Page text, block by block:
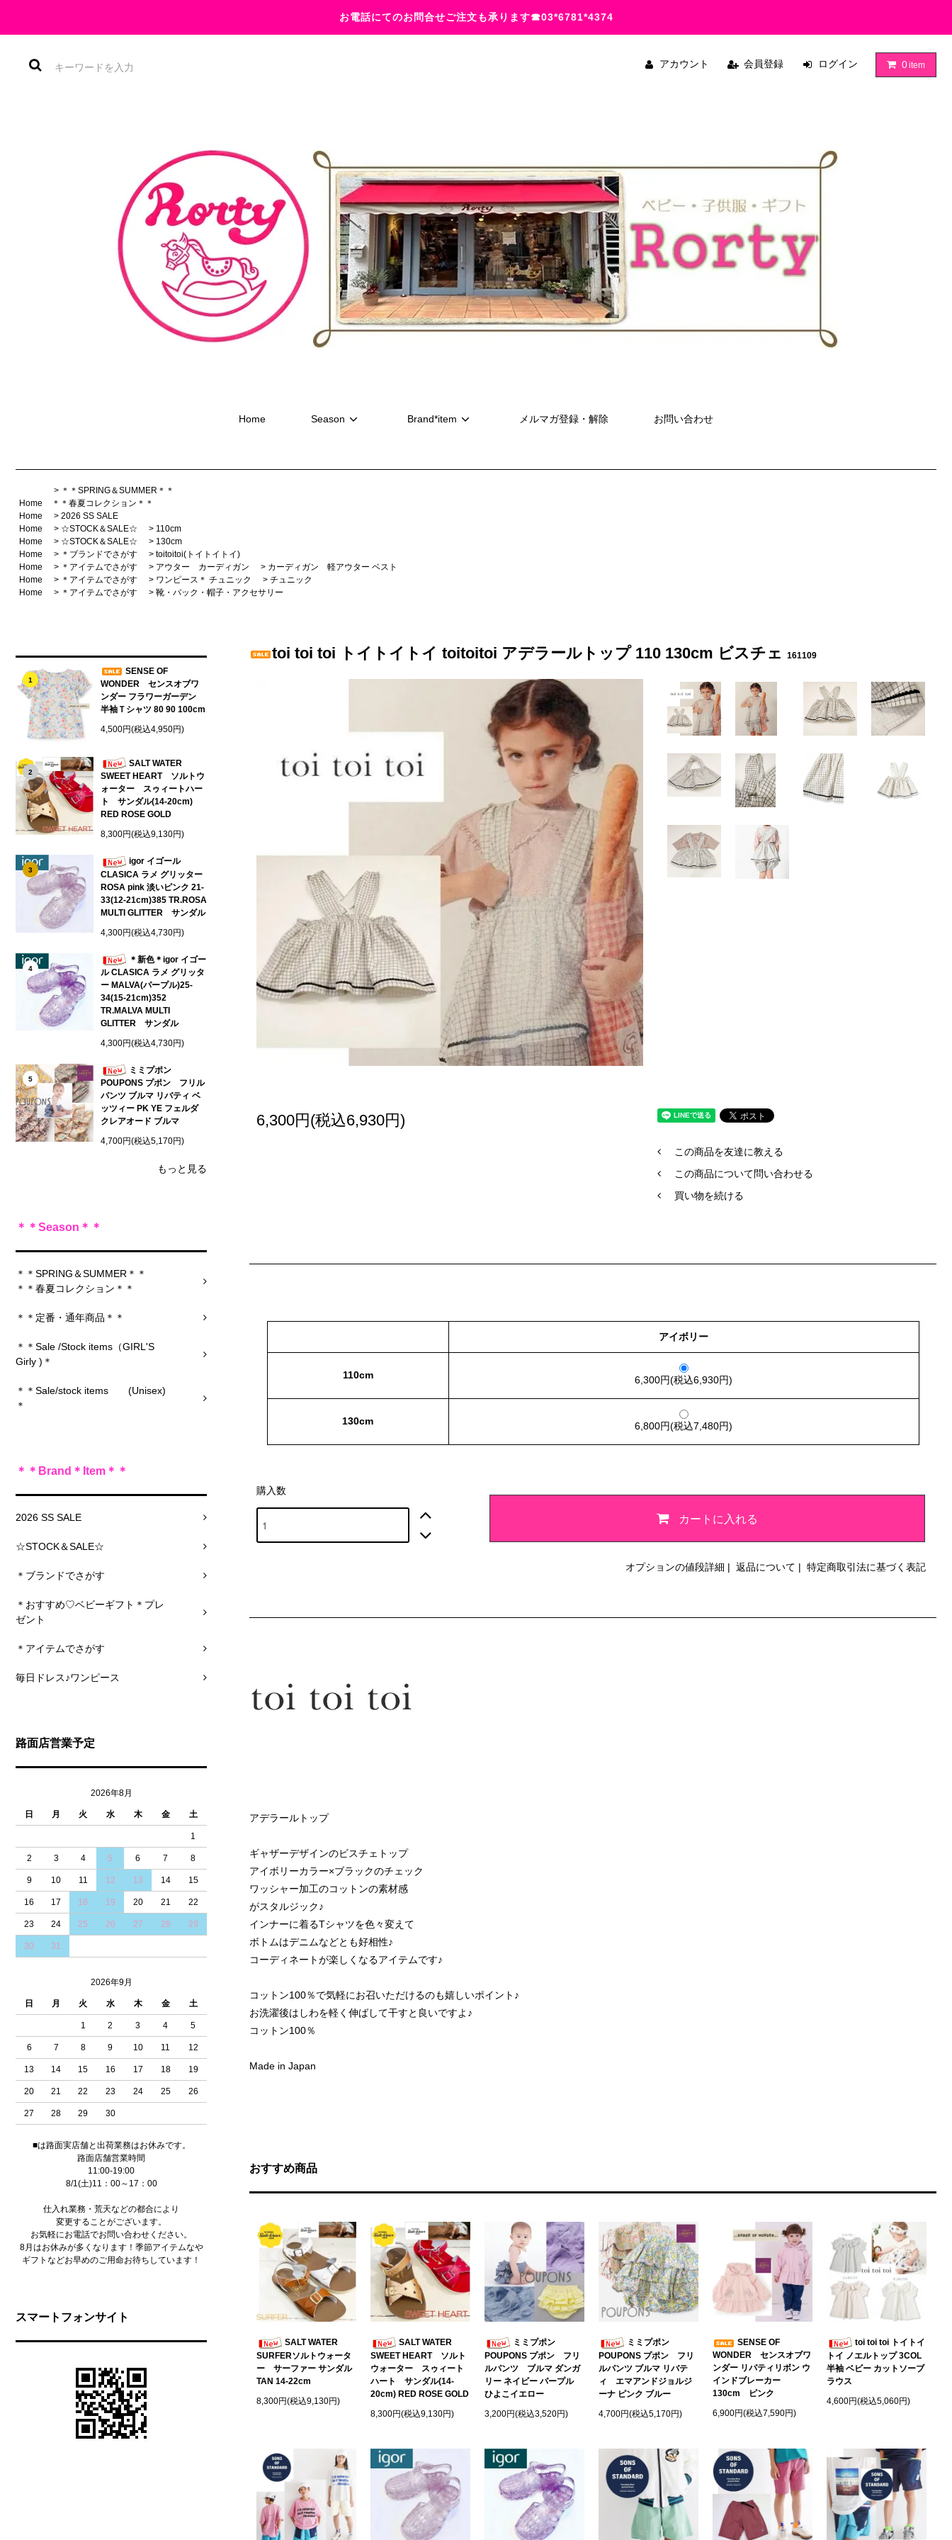
お電話にてのお問合せご注文も承ります☎03*6781*4374
アカウント 会員登録 ログイン 0item
Home Season Brand*item メルマガ登録・解除 お問い合わせ
Home
> ＊＊SPRING＆SUMMER＊＊
＊＊春夏コレクション＊＊
Home
> 2026 SS SALE
Home
> ☆STOCK＆SALE☆ > 110cm
Home
> ☆STOCK＆SALE☆ > 130cm
Home
> ＊ブランドでさがす > toitoitoi(トイトイトイ)
Home
> ＊アイテムでさがす > アウター カーディガン > カーディガン 軽アウター ベスト
Home
> ＊アイテムでさがす > ワンピース＊ チュニック > チュニック
Home
> ＊アイテムでさがす > 靴・バック・帽子・アクセサリー
1
SENSE OF
WONDER センスオブワ
ンダー フラワーガーデン
半袖Ｔシャツ 80 90 100cm
4,500円(税込4,950円)
2
SALT WATER
SWEET HEART ソルトウ
ォーター スゥィートハー
ト サンダル(14-20cm)
RED ROSE GOLD
8,300円(税込9,130円)
3
igor イゴール
CLASICA ラメ グリッター
ROSA pink 淡いピンク 21-
33(12-21cm)385 TR.ROSA
MULTI GLITTER サンダル
4,300円(税込4,730円)
4
＊新色＊igor イゴー
ル CLASICA ラメ グリッタ
ー MALVA(パープル)25-
34(15-21cm)352
TR.MALVA MULTI
GLITTER サンダル
4,300円(税込4,730円)
5
ミミプポン
POUPONS プポン フリル
パンツ ブルマ リバティ ベ
ッツィー PK YE フェルダ
クレアオード ブルマ
4,700円(税込5,170円)
もっと見る
＊＊Season＊＊
＊＊SPRING＆SUMMER＊＊
＊＊春夏コレクション＊＊
＊＊定番・通年商品＊＊
＊＊Sale /Stock items（GIRL'S
Girly )＊
＊＊Sale/stock items (Unisex)
＊
＊＊Brand＊Item＊＊
2026 SS SALE
☆STOCK＆SALE☆
＊ブランドでさがす
＊おすすめ♡ベビーギフト＊プレ
ゼント
＊アイテムでさがす
毎日ドレス♪ワンピース
路面店営業予定
2026年8月
日 月 火 水 木 金 土
1
2 3 4 5 6 7 8
9 10 11 12 13 14 15
16 17 18 19 20 21 22
23 24 25 26 27 28 29
30 31
2026年9月
日 月 火 水 木 金 土
1 2 3 4 5
6 7 8 9 10 11 12
13 14 15 16 17 18 19
20 21 22 23 24 25 26
27 28 29 30
■は路面実店舗と出荷業務はお休みです。
路面店舗営業時間
11:00-19:00
8/1(土)11：00～17：00
仕入れ業務・荒天などの都合により
変更することがございます。
お気軽にお電話でお問い合わせください。
8月はお休みが多くなります！季節アイテムなや
ギフトなどお早めのご用命お待ちしています！
スマートフォンサイト
toi toi toi トイトイトイ toitoitoi アデラールトップ 110 130cm ビスチェ 161109
6,300円(税込6,930円)
この商品を友達に教える
この商品について問い合わせる
買い物を続ける
アイボリー
110cm 6,300円(税込6,930円)
130cm 6,800円(税込7,480円)
購入数
カートに入れる
オプションの値段詳細 | 返品について | 特定商取引法に基づく表記
アデラールトップ
ギャザーデザインのビスチェトップ
アイボリーカラー×ブラックのチェック
ワッシャー加工のコットンの素材感
がスタルジック♪
インナーに着るTシャツを色々変えて
ボトムはデニムなどとも好相性♪
コーディネートが楽しくなるアイテムです♪
コットン100％で気軽にお召いただけるのも嬉しいポイント♪
お洗濯後はしわを軽く伸ばして干すと良いですよ♪
コットン100％
Made in Japan
おすすめ商品
SALT WATER
SURFERソルトウォータ
ー サーファー サンダル
TAN 14-22cm
8,300円(税込9,130円)
SALT WATER
SWEET HEART ソルト
ウォーター スゥィート
ハート サンダル(14-
20cm) RED ROSE GOLD
8,300円(税込9,130円)
ミミプポン
POUPONS プポン フリ
ルパンツ ブルマ ダンガ
リー ネイビー パープル
ひよこイエロー
3,200円(税込3,520円)
ミミプポン
POUPONS プポン フリ
ルパンツ ブルマ リバテ
ィ エマアンドジョルジ
ーナ ピンク ブルー
4,700円(税込5,170円)
SENSE OF
WONDER センスオブワ
ンダー リバティリボン ウ
インドブレーカー
130cm ピンク
6,900円(税込7,590円)
toi toi toi トイトイ
トイ ノエルトップ 3COL
半袖 ベビー カットソーブ
ラウス
4,600円(税込5,060円)